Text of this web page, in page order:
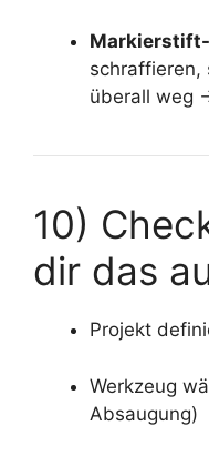
schraffieren,
überall weg
10)
dir das
Projekt
Werkzeug
Absaugung)